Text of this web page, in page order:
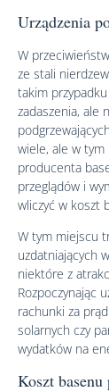
Urządzenia
W
ze stali
takim
zadaszenia, ale
wiele, ale w
producenta
przeglądów i
wliczyć w koszt
W tym miejscu
uzdatniających
niektóre z
Rozpoczynając
rachunki za
solarnych czy
wydatków na
Koszt